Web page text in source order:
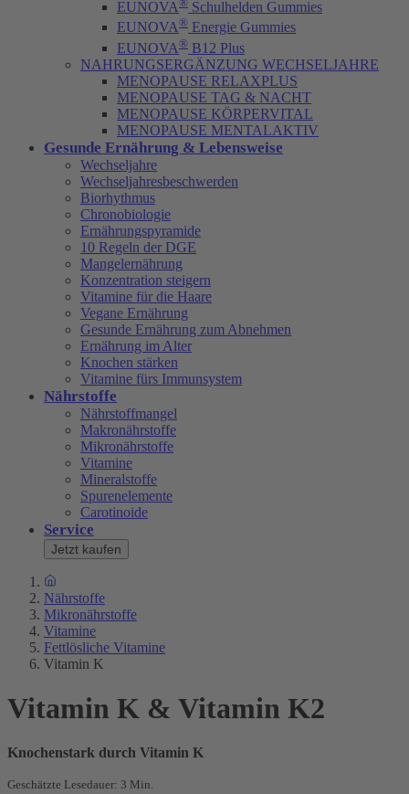
EUNOVA
Schulhelden Gummies
EUNOVA® Energie Gummies
EUNOVA® B12 Plus
NAHRUNGSERGÄNZUNG WECHSELJAHRE
MENOPAUSE RELAXPLUS
MENOPAUSE TAG & NACHT
MENOPAUSE KÖRPERVITAL
MENOPAUSE MENTALAKTIV
Gesunde Ernährung & Lebensweise
Wechseljahre
Wechseljahresbeschwerden
Biorhythmus
Chronobiologie
Ernährungspyramide
10 Regeln der DGE
Mangelernährung
Konzentration steigern
Vitamine für die Haare
Vegane Ernährung
Gesunde Ernährung zum Abnehmen
Ernährung im Alter
Knochen stärken
Vitamine fürs Immunsystem
Nährstoffe
Nährstoffmangel
Makronährstoffe
Mikronährstoffe
Vitamine
Mineralstoffe
Spurenelemente
Carotinoide
Service
Jetzt kaufen
Nährstoffe
Mikronährstoffe
Vitamine
Fettlösliche Vitamine
Vitamin K
Vitamin K & Vitamin K2
Knochenstark durch Vitamin K
Geschätzte Lesedauer: 3 Min.